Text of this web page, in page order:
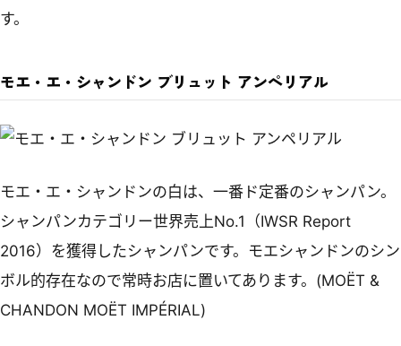
す。
モエ・エ・シャンドン ブリュット アンペリアル
モエ・エ・シャンドンの白は、一番ド定番のシャンパン。
シャンパンカテゴリー世界売上No.1（IWSR Report
2016）を獲得したシャンパンです。モエシャンドンのシン
ボル的存在なので常時お店に置いてあります。(MOËT &
CHANDON MOËT IMPÉRIAL)